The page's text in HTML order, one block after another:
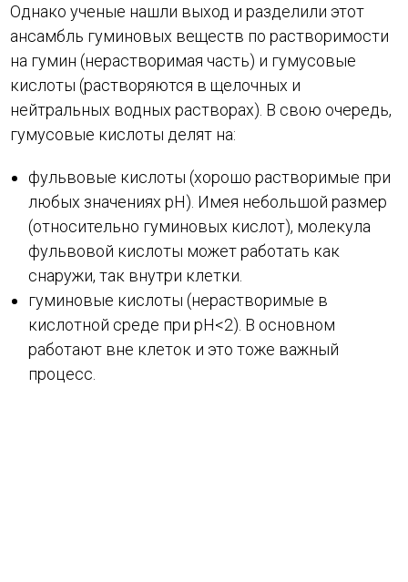
Однако ученые нашли выход и разделили этот
ансамбль гуминовых веществ по растворимости
на гумин (нерастворимая часть) и гумусовые
кислоты (растворяются в щелочных и
нейтральных водных растворах). В свою очередь,
гумусовые кислоты делят на:
фульвовые кислоты (хорошо растворимые при
любых значениях рН). Имея небольшой размер
(относительно гуминовых кислот), молекула
фульвовой кислоты может работать как
снаружи, так внутри клетки.
гуминовые кислоты (нерастворимые в
кислотной среде при рН<2). В основном
работают вне клеток и это тоже важный
процесс.